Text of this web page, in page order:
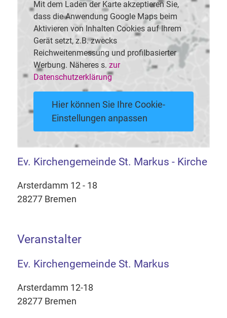
Mit dem Laden der Karte akzeptieren Sie,
dass die Anwendung Google Maps beim
Aktivieren von Inhalten Cookies auf Ihrem
Gerät setzt, z.B. zwecks
Reichweitenmessung und profilbasierter
Werbung. Näheres s. zur
Datenschutzerklärung
Hier können Sie Ihre Cookie-
Einstellungen anpassen
Ev. Kirchengemeinde St. Markus - Kirche
Arsterdamm 12 - 18
28277 Bremen
Veranstalter
Ev. Kirchengemeinde St. Markus
Arsterdamm 12-18
28277 Bremen